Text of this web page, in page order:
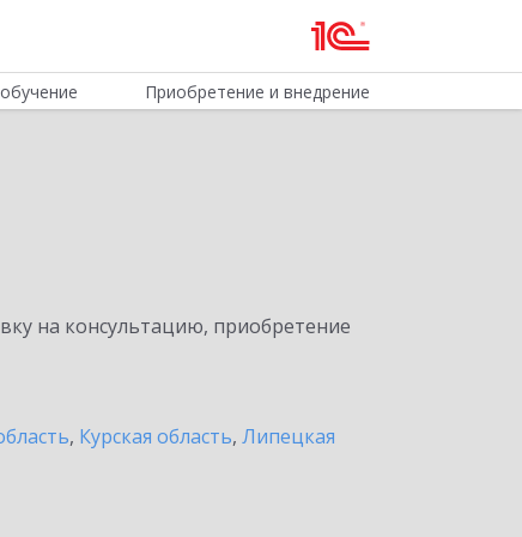
Приобретение и внедрение
на консультацию, приобретение
, Курская область, Липецкая